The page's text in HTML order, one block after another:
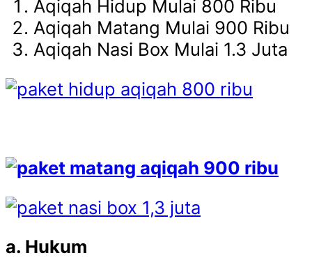
Aqiqah Hidup Mulai 800 Ribu
Aqiqah Matang Mulai 900 Ribu
Aqiqah Nasi Box Mulai 1.3 Juta
a. Hukum